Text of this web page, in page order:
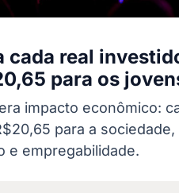
cada real
para os
impacto econômico:
para a
e empregabilidade.